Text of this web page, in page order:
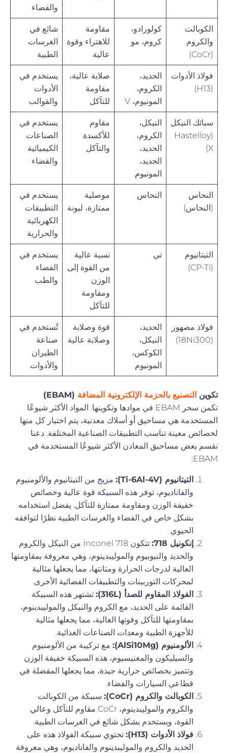
والفضاء
الكوبالت
والكروم
(CoCr)
كولورادو،
كروم، مو
مقاومة
للاهتراء وقوة
عالية
شائع في
الغرسات
الطبية
فولاذ الأدوات
(H13)
الحديد،
الكروم،
المونيوم، V
صلابة عالية،
مقاومة
للتآكل
يستخدم في
الأدوات
والقوالب
سبائك النيكل
(Hastelloy
X)
النيكل،
الكروم،
الحديد،
الحديد،
المونيوم
مقاوم
للأكسدة
والتآكل
يستخدم في
الصناعات
الكيميائية
والفضاء
النحاس
(النحاس)
النحاس
موصلية
ممتازة، ليونة
يستخدم في
التطبيقات
الكهربائية
والحرارية
التيتانيوم
(CP-Ti)
تي
نسبة عالية
من القوة إلى
الوزن
ومقاومة
للتآكل
يستخدم في
الفضاء
والطب
فولاذ مصهور
(18Ni300)
الحديد،
النيكل،
الكوكس،
المونيوم
قوة وصلابة
وصلابة عالية
تُستخدم في
صناعة
الطيران
والأدوات
تكوين التصنيع بالحزمة الإلكترونية المضافة(EBAM)
تكمن سحر EBAM في موادها وتكوينها. المواد الأكثر شيوعًا
المستخدمة هي مساحيق أو أسلاك معدنية، يتم اختيار كل منها
لخصائص معينة تناسب التطبيقات الصناعية المختلفة. دعنا
نقسم بعض مساحيق المعادن الأكثر شيوعًا المستخدمة في
EBAM:
التيتانيوم (Ti-6Al-4V):
مزيج من التيتانيوم والألومنيوم
والفاناديوم، توفر هذه السبيكة قوة عالية وخصائص
خفيفة الوزن ومقاومة ممتازة للتآكل. يفضل استخدامه
بشكل خاص في الفضاء والغرسات الطبية نظرًا لتوافقه
الحيوي.
إنكونيل 718:
تتكون Inconel 718 من النيكل والكروم
والحديد والنيوبيوم والموليبدينوم، وهي معروفة بمقاومتها
العالية لدرجات الحرارة ومتانتها، مما يجعلها مثالية
لمحركات التوربينات والتطبيقات الفضائية الأخرى.
الفولاذ المقاوم للصدأ (316L):
تشتهر هذه السبيكة
القائمة على الحديد، مع الكروم والنيكل والموليبدينوم،
بمقاومتها للتآكل وقوتها العالية، مما يجعلها مثالية
للأجهزة الطبية ومعدات الصناعات الغذائية.
الألومنيوم (AlSi10Mg):
مع تركيبة من الألومنيوم
والسيليكون والمغنيسيوم، هذه السبيكة خفيفة الوزن
وتتميز بخصائص حرارية جيدة، مما يجعلها المفضلة في
قطاعي السيارات والفضاء.
الكوبالت والكروم (CoCr):
سبيكة من الكوبالت
والكروم والموليبدينوم، CoCr مقاوم للتآكل وعالي
القوة، ويستخدم بشكل شائع في الغرسات الطبية.
فولاذ الأدوات (H13):
تحتوي سبيكة الفولاذ هذه على
الحديد والكروم والموليبدينوم والفاناديوم، وهي معروفة